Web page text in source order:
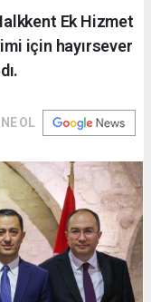
Ek Hizmet
için hayırsever
OL